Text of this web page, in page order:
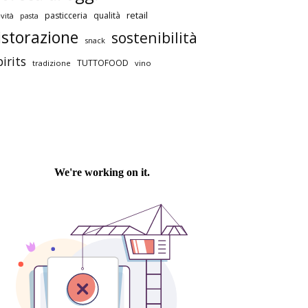
pasta pasticceria qualità retail
snack sostenibilità
tradizione TUTTOFOOD vino